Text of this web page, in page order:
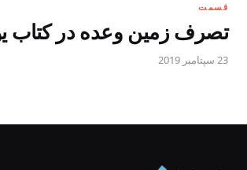
قسمت
تصرف زمین وعده در کتاب
23 سپتامبر 2019